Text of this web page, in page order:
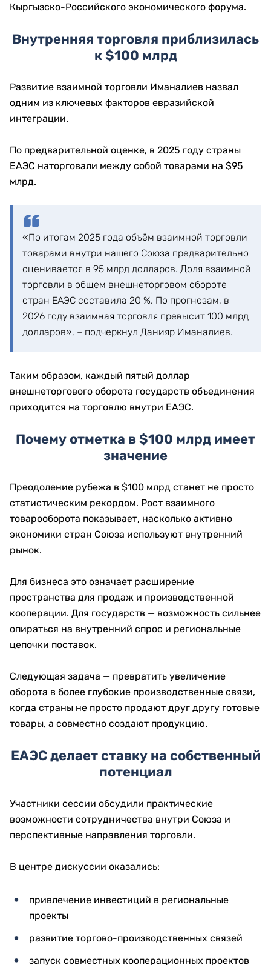
Кыргызско-Российского экономического форума.
Внутренняя торговля приблизилась
к $100 млрд
Развитие взаимной торговли Иманалиев назвал
одним из ключевых факторов евразийской
интеграции.
По предварительной оценке, в 2025 году страны
ЕАЭС наторговали между собой товарами на $95
млрд.
«По итогам 2025 года объём взаимной торговли
товарами внутри нашего Союза предварительно
оценивается в 95 млрд долларов. Доля взаимной
торговли в общем внешнеторговом обороте
стран ЕАЭС составила 20 %. По прогнозам, в
2026 году взаимная торговля превысит 100 млрд
долларов», – подчеркнул Данияр Иманалиев.
Таким образом, каждый пятый доллар
внешнеторгового оборота государств объединения
приходится на торговлю внутри ЕАЭС.
Почему отметка в $100 млрд имеет
значение
Преодоление рубежа в $100 млрд станет не просто
статистическим рекордом. Рост взаимного
товарооборота показывает, насколько активно
экономики стран Союза используют внутренний
рынок.
Для бизнеса это означает расширение
пространства для продаж и производственной
кооперации. Для государств — возможность сильнее
опираться на внутренний спрос и региональные
цепочки поставок.
Следующая задача — превратить увеличение
оборота в более глубокие производственные связи,
когда страны не просто продают друг другу готовые
товары, а совместно создают продукцию.
ЕАЭС делает ставку на собственный
потенциал
Участники сессии обсудили практические
возможности сотрудничества внутри Союза и
перспективные направления торговли.
В центре дискуссии оказались:
привлечение инвестиций в региональные
проекты
развитие торгово-производственных связей
запуск совместных кооперационных проектов